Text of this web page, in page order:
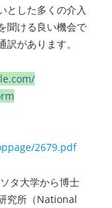
とした多くの介入
聞ける良い機会で
があります。
2679.pdf
タ大学から博士
究所（National